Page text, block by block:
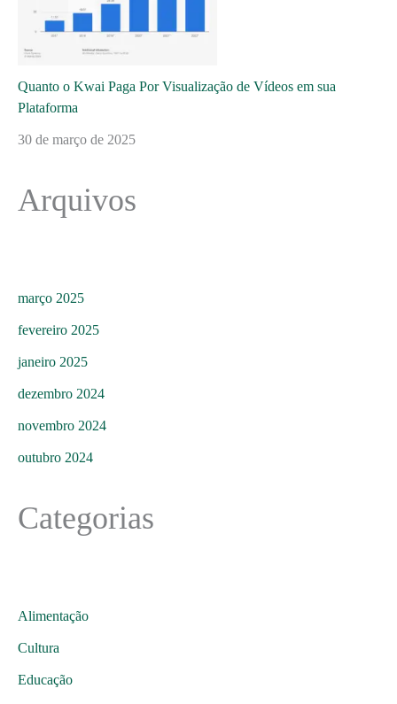
Quanto o Kwai Paga Por Visualização de Vídeos em sua
Plataforma
30 de março de 2025
Arquivos
março 2025
fevereiro 2025
janeiro 2025
dezembro 2024
novembro 2024
outubro 2024
Categorias
Alimentação
Cultura
Educação